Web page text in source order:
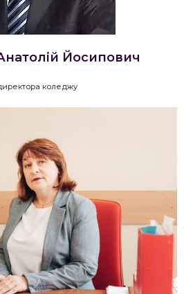
Йосипович
коледжу